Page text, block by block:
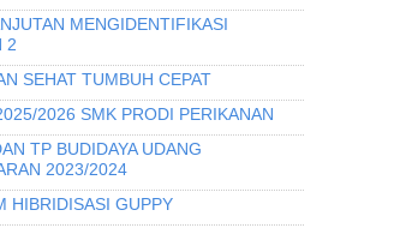
MENGIDENTIFIKASI
2
SEHAT TUMBUH CEPAT
2026 SMK PRODI PERIKANAN
TP BUDIDAYA UDANG
2023/2024
HIBRIDISASI GUPPY